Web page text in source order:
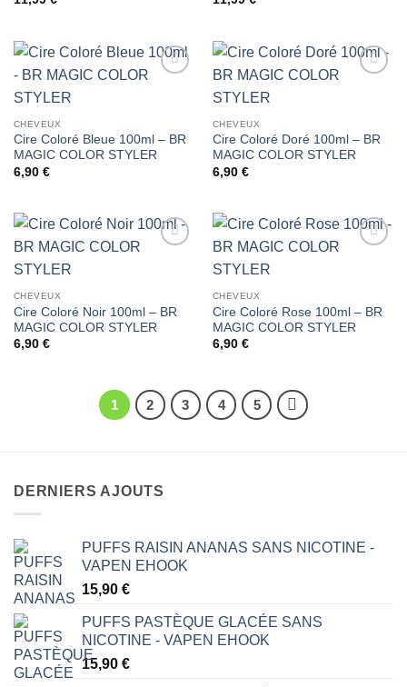
CHEVEUX
Cire Coloré Bleue 100ml – BR
MAGIC COLOR STYLER
6,90 €
CHEVEUX
Cire Coloré Doré 100ml – BR
MAGIC COLOR STYLER
6,90 €
CHEVEUX
Cire Coloré Noir 100ml – BR
MAGIC COLOR STYLER
6,90 €
CHEVEUX
Cire Coloré Rose 100ml – BR
MAGIC COLOR STYLER
6,90 €
1 2 3 4 5
DERNIERS AJOUTS
PUFFS RAISIN ANANAS SANS NICOTINE -
VAPEN EHOOK
15,90 €
PUFFS PASTÈQUE GLACÉE SANS
NICOTINE - VAPEN EHOOK
15,90 €